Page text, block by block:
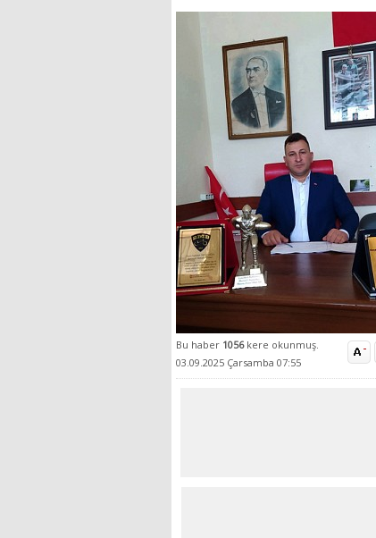
Bu haber 1056 kere okunmuş.
03.09.2025 Çarsamba 07:55